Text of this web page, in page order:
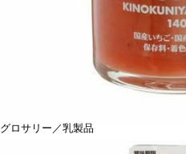
グロサリー／乳製品